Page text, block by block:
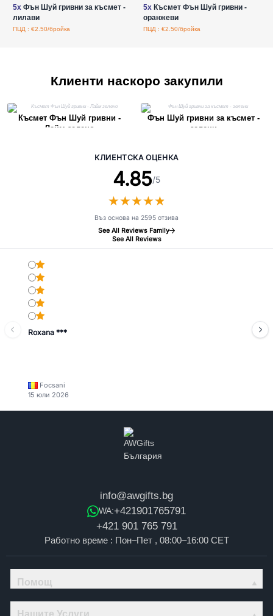
5xФън Шуй гривни за късмет -
лилави
ПЦД : €2.50/бройка
5xКъсмет Фън Шуй гривни -
оранжеви
ПЦД : €2.50/бройка
Клиенти наскоро закупили
Късмет Фън Шуй гривни -
Лайм зелено
Фън Шуй гривни за късмет -
зелени
КЛИЕНТСКА ОЦЕНКА
4.85/5
★★★★★
★★★★★
Въз основа на 2595 отзива
See All Reviews Family
See All Reviews
Roxana ***
Focsani
15 юли 2026
info@awgifts.bg
WA:+421901765791
+421 901 765 791
Работно време : Пон–Пет , 08:00–16:00 CET
Помощ
Нашите Услуги